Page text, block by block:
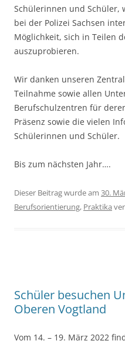
Schülerinnen und Schüler,
bei der Polizei Sachsen
Möglichkeit, sich in Teilen
auszuprobieren.
Wir danken unseren
Teilnahme sowie allen
Berufschulzentren für
Präsenz sowie die vielen
Schülerinnen und Schüler.
Bis zum nächsten Jahr….
Dieser Beitrag wurde am 30.
Berufsorientierung, Praktika
Schüler besuchen
Oberen Vogtland
Vom 14. – 19. März 2022